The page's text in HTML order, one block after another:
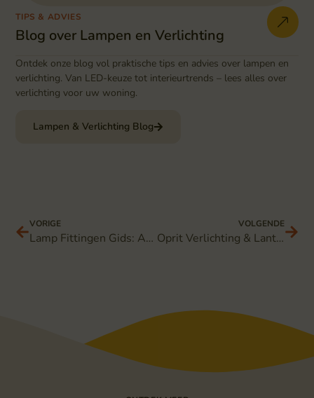
TIPS & ADVIES
Blog over Lampen en Verlichting
Ontdek onze blog vol praktische tips en advies over lampen en
verlichting. Van LED-keuze tot interieurtrends – lees alles over
verlichting voor uw woning.
Lampen & Verlichting Blog
VORIGE
Lamp Fittingen Gids: Alle Types Uitgelegd
VOLGENDE
Oprit Verlichting & Lantaarnpalen: Complete Gids